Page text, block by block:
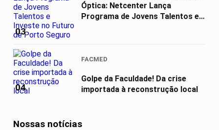
03
Óptica: Netcenter Lança
Programa de Jovens Talentos e
04
FACMED
Golpe da Faculdade! Da crise
importada à reconstrução local
Nossas notícias